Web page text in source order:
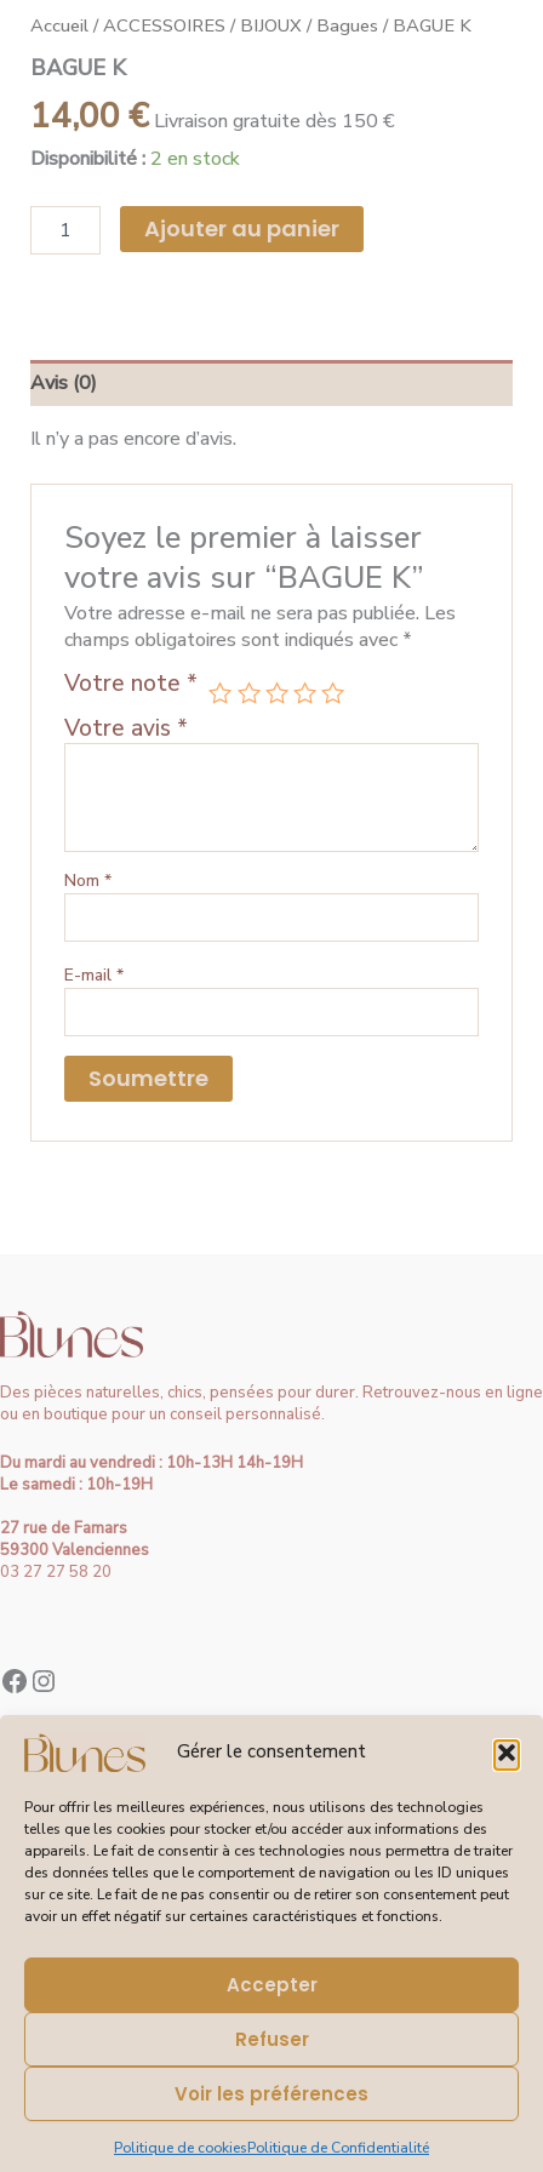
Gérer le consentement
Pour offrir les meilleures expériences, nous utilisons des technologies
telles que les cookies pour stocker et/ou accéder aux informations des
appareils. Le fait de consentir à ces technologies nous permettra de traiter
des données telles que le comportement de navigation ou les ID uniques
sur ce site. Le fait de ne pas consentir ou de retirer son consentement peut
avoir un effet négatif sur certaines caractéristiques et fonctions.
Accepter
Refuser
Voir les préférences
Politique de cookiesPolitique de Confidentialité
Accueil /ACCESSOIRES / BIJOUX / Bagues / BAGUE K
BAGUE K
14,00€ Livraison gratuite dès 150 €
Disponibilité : 2 en stock
Ajouter au panier
Avis (0)
Il n’y a pas encore d’avis.
Soyez le premier à laisser
votre avis sur “BAGUE K”
Votre adresse e-mail ne sera pas publiée. Les
champs obligatoires sont indiqués avec *
Votre note *
Votre avis *
Nom *
E-mail *
Des pièces naturelles, chics, pensées pour durer. Retrouvez-nous en ligne
ou en boutique pour un conseil personnalisé.
Du mardi au vendredi : 10h-13H 14h-19H
Le samedi : 10h-19H
27 rue de Famars
59300 Valenciennes
03 27 27 58 20
Contact
À Propos de Blunes
CGV
Livraisons et Retours
Mentions Légales
Politique de Confidentialité
© 2026 Blunes – Tous droits réservés | Site réalisé pour
Blunes par DEBORAISSANCE